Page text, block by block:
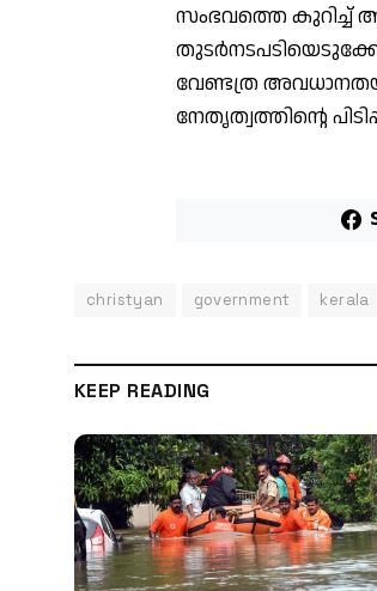
സംഭവത്തെ കുറിച്ച്
വേണ്ടത്ര
നേതൃത്വത്തിന്റെ
christyan government kerala
KEEP READING